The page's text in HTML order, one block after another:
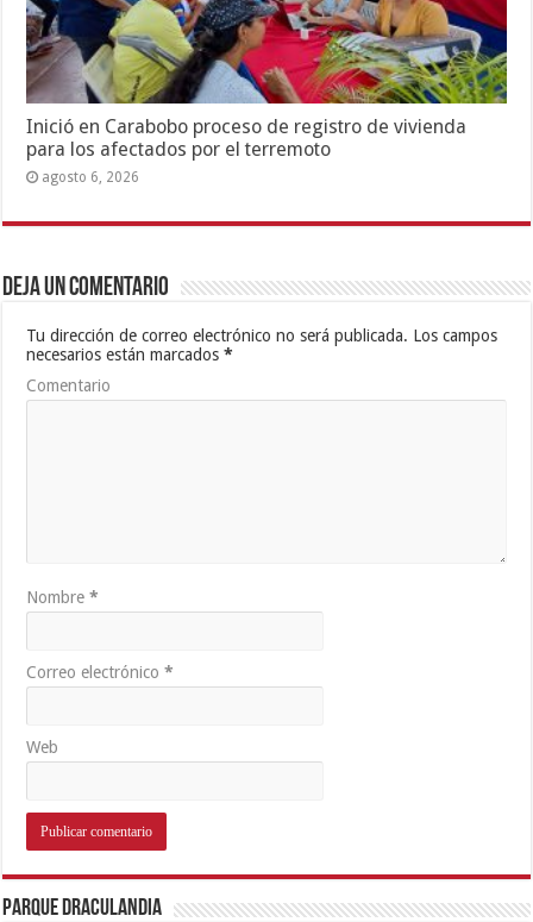
Inició en Carabobo proceso de registro de vivienda
para los afectados por el terremoto
agosto 6, 2026
Deja un comentario
Tu dirección de correo electrónico no será publicada. Los campos
necesarios están marcados*
Comentario
Nombre*
Correo electrónico*
Web
Parque Draculandia